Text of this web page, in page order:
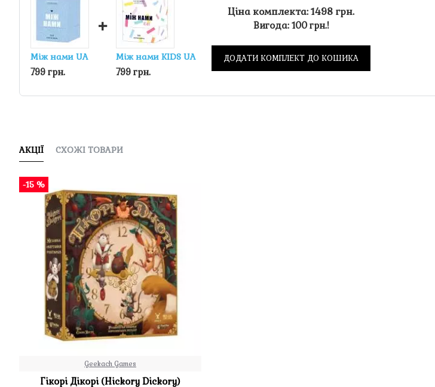
Між нами UA
799 грн.
+
Між нами KIDS UA
799 грн.
Ціна комплекта: 1498 грн.
Вигода: 100 грн.!
ДОДАТИ КОМПЛЕКТ ДО КОШИКА
АКЦІЇ СХОЖІ ТОВАРИ
-15 %
Geekach Games
Гікорі Дікорі (Hickory Dickory)